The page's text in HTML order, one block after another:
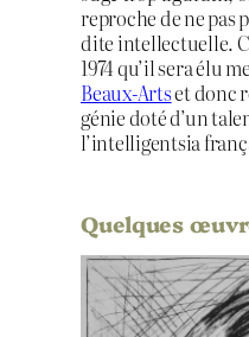
reproche de ne pas
dite intellectuelle.
1974 qu’il sera élu
Beaux-Artset donc
génie doté d’un
l’intelligentsia
Quelques